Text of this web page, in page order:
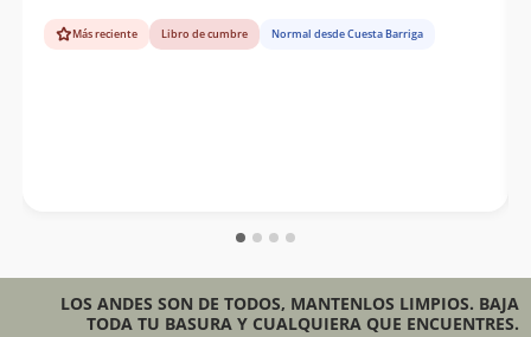
Más reciente Libro de cumbre Normal desde Cuesta Barriga
LOS ANDES SON DE TODOS, MANTENLOS LIMPIOS. BAJA
TODA TU BASURA Y CUALQUIERA QUE ENCUENTRES.